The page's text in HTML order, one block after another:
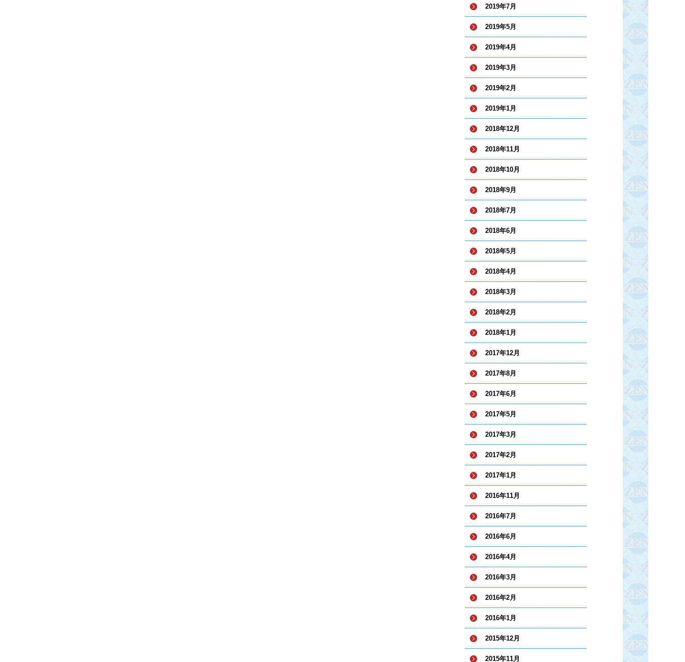
2019年7月
2019年5月
2019年4月
2019年3月
2019年2月
2019年1月
2018年12月
2018年11月
2018年10月
2018年9月
2018年7月
2018年6月
2018年5月
2018年4月
2018年3月
2018年2月
2018年1月
2017年12月
2017年8月
2017年6月
2017年5月
2017年3月
2017年2月
2017年1月
2016年11月
2016年7月
2016年6月
2016年4月
2016年3月
2016年2月
2016年1月
2015年12月
2015年11月